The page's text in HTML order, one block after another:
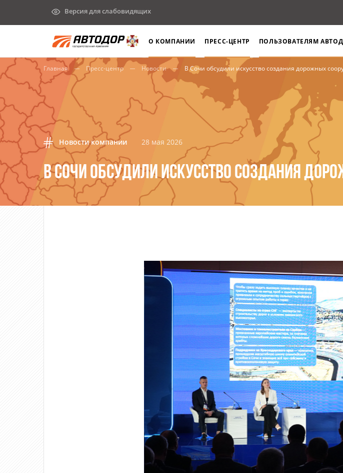
Версия для слабовидящих
О КОМПАНИИ ПРЕСС-ЦЕНТР ПОЛЬЗОВАТЕЛЯМ
Главная Пресс-центр Новости В Сочи обсудили искусство создания дорожных
Новости компании 28 мая 2026
В СОЧИ ОБСУДИЛИ ИСКУССТВО СОЗДАНИЯ